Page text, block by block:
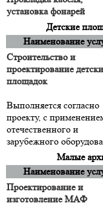
установка фонарей
Детские
Наименование
Строительство и
проектирование
площадок
Выполняется согласно
проекту, с
отечественного и
зарубежного
Малые
Наименование
Проектирование и
изготовление МАФ